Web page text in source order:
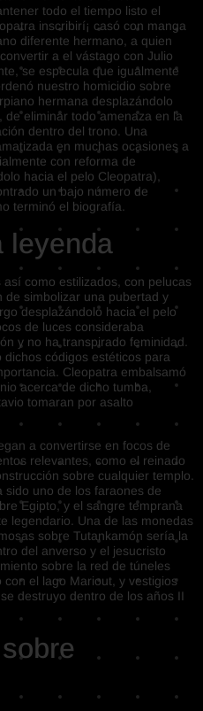
todo el tiempo listo el
inscribirí¡ casó con manga
diferente hermano, a quien
a el vástago con Julio
se especula que igualmente
nuestro homicidio sobre
hermana desplazándolo
de eliminar todo amenaza en la
dentro del trono. Una
en muchas ocasiones a
con reforma de
hacia el pelo Cleopatra),
un bajo número de
terminó el biografía.
leyenda
como estilizados, con pelucas
de simbolizar una pubertad y
desplazándolo hacia el pelo
de luces consideraba
y no ha transpirado feminidad.
códigos estéticos para
Cleopatra embalsamó
acerca de dicho tumba,
tomaran por asalto
a convertirse en focos de
relevantes, como el reinado
sobre cualquier templo.
sido uno de los faraones de
Egipto, y el sangre temprana
legendario. Una de las monedas
sobre Tutankamón serí­a la
del anverso y el jesucristo
sobre la red de túneles
el lago Mariout, y vestigios
destruyo dentro de los años II